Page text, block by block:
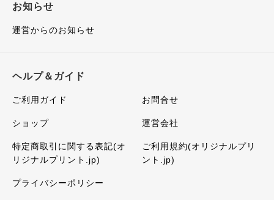
お知らせ
運営からのお知らせ
ヘルプ＆ガイド
ご利用ガイド お問合せ
ショップ 運営会社
特定商取引に関する表記(オ
リジナルプリント.jp)
ご利用規約(オリジナルプリ
ント.jp)
プライバシーポリシー